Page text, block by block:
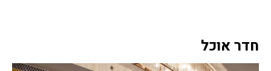
חדר אוכל